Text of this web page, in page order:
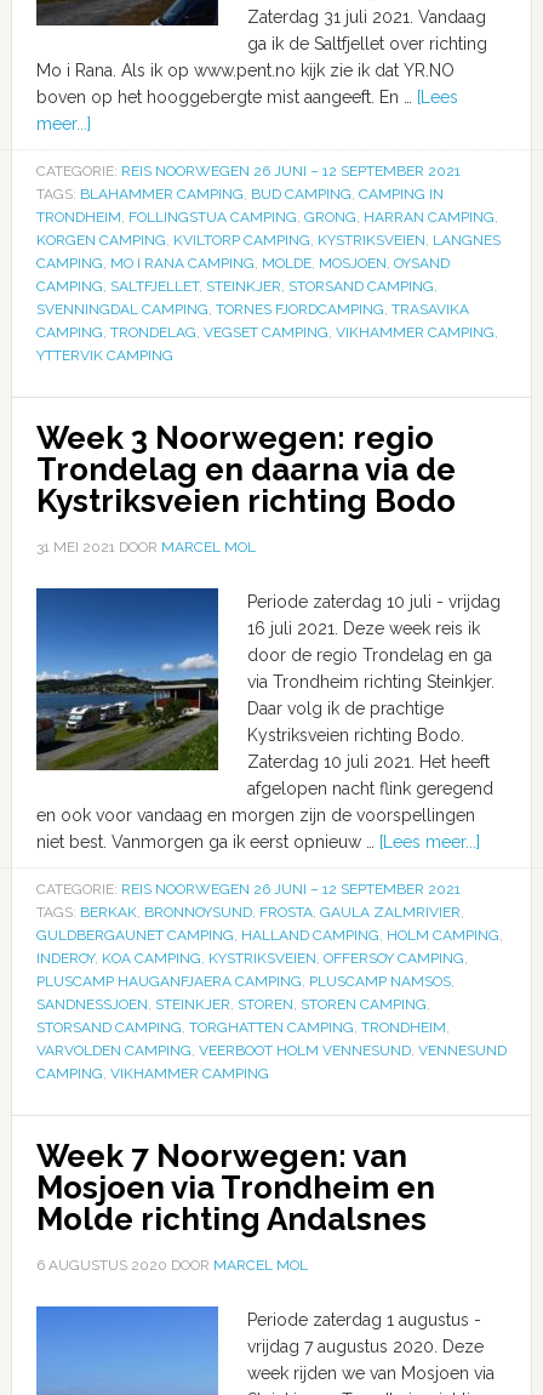
Zaterdag 31 juli 2021. Vandaag
ga ik de Saltfjellet over richting
Mo i Rana. Als ik op www.pent.no kijk zie ik dat YR.NO
boven op het hooggebergte mist aangeeft. En …
[Lees
meer...]
CATEGORIE: REIS NOORWEGEN 26 JUNI – 12 SEPTEMBER 2021
TAGS: BLAHAMMER CAMPING, BUD CAMPING, CAMPING IN
TRONDHEIM, FOLLINGSTUA CAMPING, GRONG, HARRAN CAMPING,
KORGEN CAMPING, KVILTORP CAMPING, KYSTRIKSVEIEN, LANGNES
CAMPING, MO I RANA CAMPING, MOLDE, MOSJOEN, OYSAND
CAMPING, SALTFJELLET, STEINKJER, STORSAND CAMPING,
SVENNINGDAL CAMPING, TORNES FJORDCAMPING, TRASAVIKA
CAMPING, TRONDELAG, VEGSET CAMPING, VIKHAMMER CAMPING,
YTTERVIK CAMPING
Week 3 Noorwegen: regio
Trondelag en daarna via de
Kystriksveien richting Bodo
31 MEI 2021DOOR MARCEL MOL
Periode zaterdag 10 juli - vrijdag
16 juli 2021. Deze week reis ik
door de regio Trondelag en ga
via Trondheim richting Steinkjer.
Daar volg ik de prachtige
Kystriksveien richting Bodo.
Zaterdag 10 juli 2021. Het heeft
afgelopen nacht flink geregend
en ook voor vandaag en morgen zijn de voorspellingen
niet best. Vanmorgen ga ik eerst opnieuw …
[Lees meer...]
CATEGORIE: REIS NOORWEGEN 26 JUNI – 12 SEPTEMBER 2021
TAGS: BERKAK, BRONNOYSUND, FROSTA, GAULA ZALMRIVIER,
GULDBERGAUNET CAMPING, HALLAND CAMPING, HOLM CAMPING,
INDEROY, KOA CAMPING, KYSTRIKSVEIEN, OFFERSOY CAMPING,
PLUSCAMP HAUGANFJAERA CAMPING, PLUSCAMP NAMSOS,
SANDNESSJOEN, STEINKJER, STOREN, STOREN CAMPING,
STORSAND CAMPING, TORGHATTEN CAMPING, TRONDHEIM,
VARVOLDEN CAMPING, VEERBOOT HOLM VENNESUND, VENNESUND
CAMPING, VIKHAMMER CAMPING
Week 7 Noorwegen: van
Mosjoen via Trondheim en
Molde richting Andalsnes
6 AUGUSTUS 2020 DOOR MARCEL MOL
Periode zaterdag 1 augustus -
vrijdag 7 augustus 2020. Deze
week rijden we van Mosjoen via